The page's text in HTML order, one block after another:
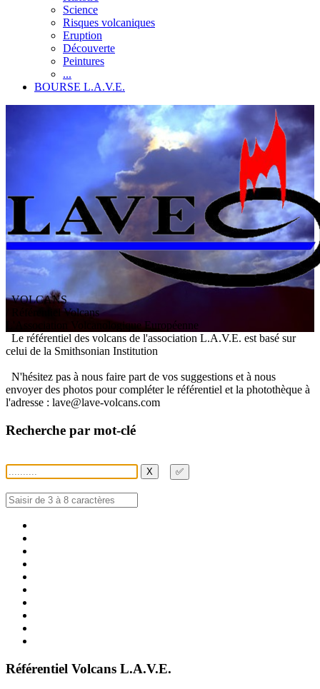
Science
Risques volcaniques
Eruption
Découverte
Peintures
...
BOURSE L.A.V.E.
VOLCANS
/ Référentiel Volcans
ssociation V olcanologiqueEuropéenne
Le référentiel des volcans de l'association L.A.V.E. est basé sur
celui de la Smithsonian Institution
N'hésitez pas à nous faire part de vos suggestions et à nous
envoyer des photos pour compléter le référentiel et la photothèque à
l'adresse : lave@lave-volcans.com
Recherche par mot-clé
X ✅
Référentiel Volcans L.A.V.E.